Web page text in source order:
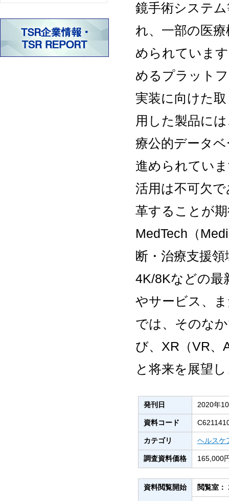
鏡手術システ
れ、一部の医
められていま
めるプラット
実装に向けた
用した製品に
療公的データ
進められてい
活用は不可欠
革することが
MedTech（
断・治療支援
4K/8Kなどの最
やサービス、
では、そのな
び、XR（VR、
と将来を展望
発刊日 2020年
資料コード
カテゴリ ヘルスケ
調査資料価格 165,000
資料閲覧開始 閲覧室：